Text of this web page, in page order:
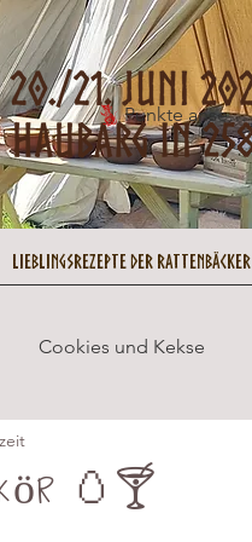
Punkte ansehen
Cookies und Kekse
🥚🍸
Lieblingsrezepte der Rattenbäcker